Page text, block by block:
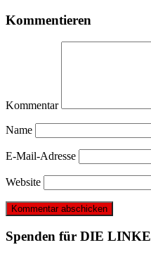
Kommentieren
Kommentar
Name
E-Mail-Adresse
Website
Spenden für DIE LINKE